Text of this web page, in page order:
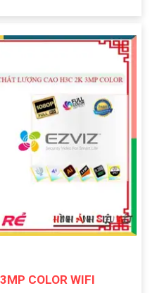
COLOR WIFI